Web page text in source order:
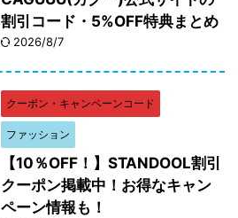
割引コード・5%OFF特典まとめ
2026/8/7
クーポン・キャンペーンコード
ファッション
【10％OFF！】STANDOOL割引
クーポン掲載中！お得なキャン
ペーン情報も！